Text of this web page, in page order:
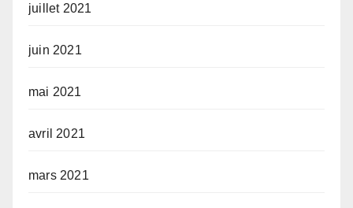
juillet 2021
juin 2021
mai 2021
avril 2021
mars 2021